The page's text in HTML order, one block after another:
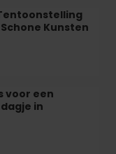
Kunsten
voor een
in